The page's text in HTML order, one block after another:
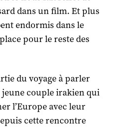
dans un film. Et plus
endormis dans le
pour le reste des
du voyage à parler
jeune couple irakien qui
l’Europe avec leur
cette rencontre